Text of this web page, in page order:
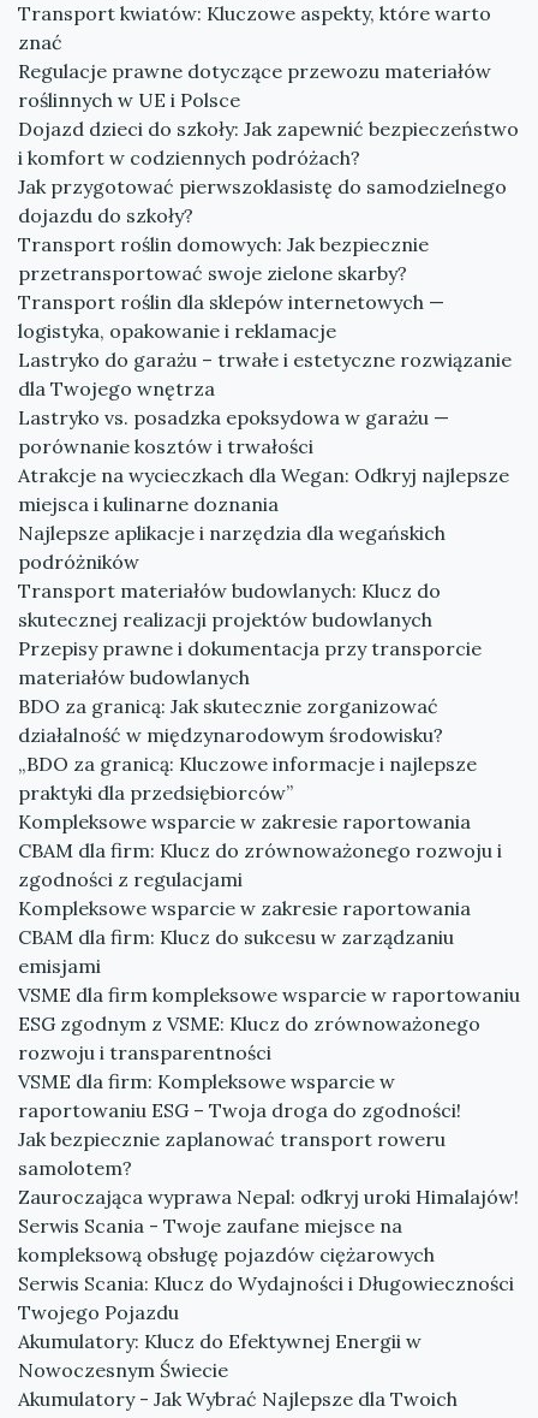
Transport kwiatów: Kluczowe aspekty, które warto
znać
Regulacje prawne dotyczące przewozu materiałów
roślinnych w UE i Polsce
Dojazd dzieci do szkoły: Jak zapewnić bezpieczeństwo
i komfort w codziennych podróżach?
Jak przygotować pierwszoklasistę do samodzielnego
dojazdu do szkoły?
Transport roślin domowych: Jak bezpiecznie
przetransportować swoje zielone skarby?
Transport roślin dla sklepów internetowych —
logistyka, opakowanie i reklamacje
Lastryko do garażu – trwałe i estetyczne rozwiązanie
dla Twojego wnętrza
Lastryko vs. posadzka epoksydowa w garażu —
porównanie kosztów i trwałości
Atrakcje na wycieczkach dla Wegan: Odkryj najlepsze
miejsca i kulinarne doznania
Najlepsze aplikacje i narzędzia dla wegańskich
podróżników
Transport materiałów budowlanych: Klucz do
skutecznej realizacji projektów budowlanych
Przepisy prawne i dokumentacja przy transporcie
materiałów budowlanych
BDO za granicą: Jak skutecznie zorganizować
działalność w międzynarodowym środowisku?
„BDO za granicą: Kluczowe informacje i najlepsze
praktyki dla przedsiębiorców”
Kompleksowe wsparcie w zakresie raportowania
CBAM dla firm: Klucz do zrównoważonego rozwoju i
zgodności z regulacjami
Kompleksowe wsparcie w zakresie raportowania
CBAM dla firm: Klucz do sukcesu w zarządzaniu
emisjami
VSME dla firm kompleksowe wsparcie w raportowaniu
ESG zgodnym z VSME: Klucz do zrównoważonego
rozwoju i transparentności
VSME dla firm: Kompleksowe wsparcie w
raportowaniu ESG – Twoja droga do zgodności!
Jak bezpiecznie zaplanować transport roweru
samolotem?
Zauroczająca wyprawa Nepal: odkryj uroki Himalajów!
Serwis Scania - Twoje zaufane miejsce na
kompleksową obsługę pojazdów ciężarowych
Serwis Scania: Klucz do Wydajności i Długowieczności
Twojego Pojazdu
Akumulatory: Klucz do Efektywnej Energii w
Nowoczesnym Świecie
Akumulatory - Jak Wybrać Najlepsze dla Twoich